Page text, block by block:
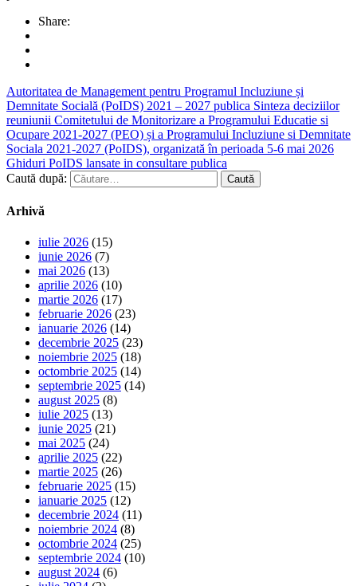
Share:
Autoritatea de Management pentru Programul Incluziune și
Demnitate Socială (PoIDS) 2021 – 2027 publica Sinteza deciziilor
reuniunii Comitetului de Monitorizare a Programului Educatie si
Ocupare 2021-2027 (PEO) și a Programului Incluziune si Demnitate
Sociala 2021-2027 (PoIDS), organizată în perioada 5-6 mai 2026
Ghiduri PoIDS lansate in consultare publica
Caută după:
Arhivă
iulie 2026 (15)
iunie 2026 (7)
mai 2026 (13)
aprilie 2026 (10)
martie 2026 (17)
februarie 2026 (23)
ianuarie 2026 (14)
decembrie 2025 (23)
noiembrie 2025 (18)
octombrie 2025 (14)
septembrie 2025 (14)
august 2025 (8)
iulie 2025 (13)
iunie 2025 (21)
mai 2025 (24)
aprilie 2025 (22)
martie 2025 (26)
februarie 2025 (15)
ianuarie 2025 (12)
decembrie 2024 (11)
noiembrie 2024 (8)
octombrie 2024 (25)
septembrie 2024 (10)
august 2024 (6)